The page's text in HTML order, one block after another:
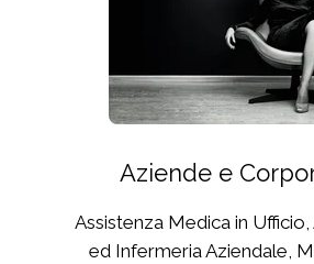
Aziende e
Assistenza Medica in
ed Infermeria Aziendale,